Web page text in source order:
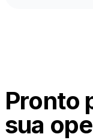
Pronto
sua